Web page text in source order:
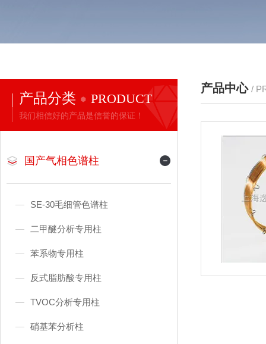
产品分类 PRODUCT
我们相信好的产品是信誉的保证！
国产气相色谱柱
SE-30毛细管色谱柱
二甲醚分析专用柱
苯系物专用柱
反式脂肪酸专用柱
TVOC分析专用柱
硝基苯分析柱
产品中心 /